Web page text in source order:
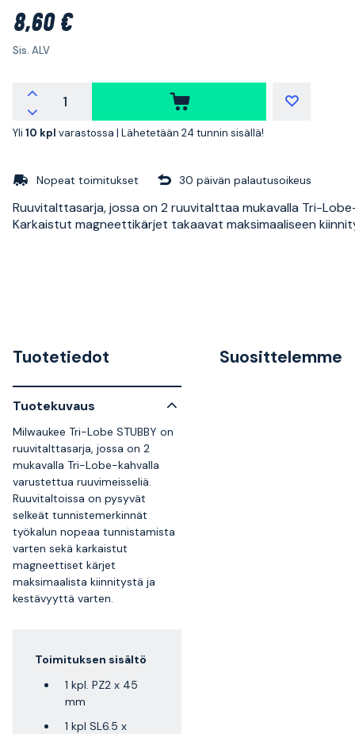
8,60 €
Sis. ALV
Yli 10 kpl varastossa | Lähetetään 24 tunnin sisällä!
Nopeat toimitukset 30 päivän palautusoikeus
Ruuvitalttasarja, jossa on 2 ruuvitalttaa mukavalla Tri-
Karkaistut magneettikärjet takaavat maksimaaliseen
Tuotetiedot
Tuotekuvaus
Milwaukee Tri-Lobe STUBBY on
ruuvitalttasarja, jossa on 2
mukavalla Tri-Lobe-kahvalla
varustettua ruuvimeisseliä.
Ruuvitaltoissa on pysyvät
selkeät tunnistemerkinnät
työkalun nopeaa tunnistamista
varten sekä karkaistut
magneettiset kärjet
maksimaalista kiinnitystä ja
kestävyyttä varten.
Toimituksen sisältö
1 kpl. PZ2 x 45
mm
1 kpl SL6.5 x
Suosittelemme